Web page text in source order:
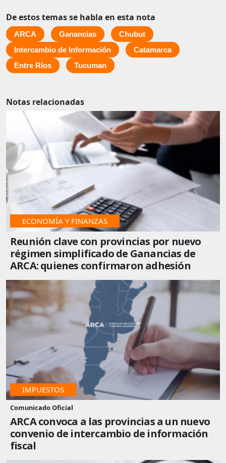
De estos temas se habla en esta nota
ARCA Ganancias
Chubut
Intercambio de Información
Catamarca
Entre Ríos
Tucuman
Notas relacionadas
IMPUESTOS
ECONOMÍA Y FINANZAS
Reunión clave con provincias por nuevo
régimen simplificado de Ganancias de
ARCA: quienes confirmaron adhesión
IMPUESTOS
Comunicado Oficial
ARCA convoca a las provincias a un nuevo
convenio de intercambio de información
fiscal